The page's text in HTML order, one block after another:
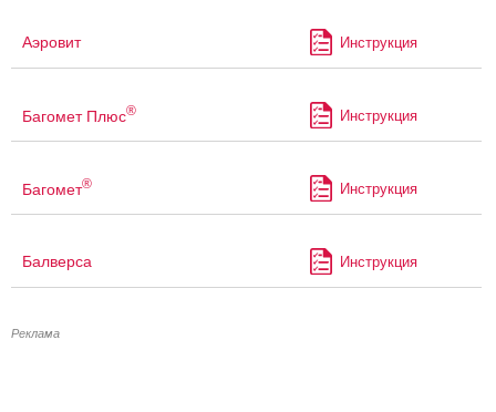
Аэровит Инструкция
Багомет Плюс® Инструкция
Багомет® Инструкция
Балверса Инструкция
Реклама